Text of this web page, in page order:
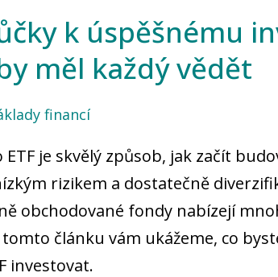
k úspěšnému
měl každý vědět
financí
ETF je skvělý způsob, jak začít
rizikem a dostatečně
obchodované fondy nabízejí
tomto článku vám ukážeme, co
investovat.